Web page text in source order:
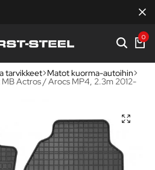
0
tarvikkeet Matot kuorma-autoihin
Actros / Arocs MP4, 2.3m 2012-